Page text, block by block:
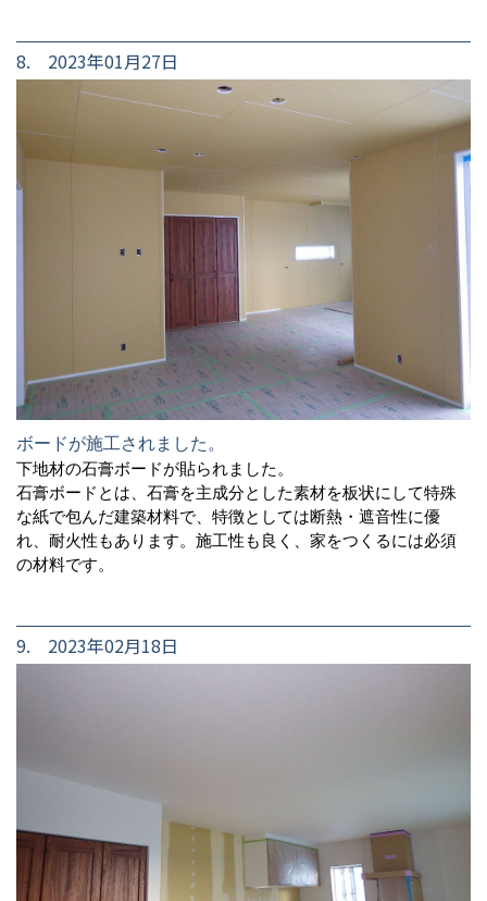
8. 2023年01月27日
ボードが施工されました。
下地材の石膏ボードが貼られました。
石膏ボードとは、石膏を主成分とした素材を板状にして特殊
な紙で包んだ建築材料で、特徴としては断熱・遮音性に優
れ、耐火性もあります。施工性も良く、家をつくるには必須
の材料です。
9. 2023年02月18日